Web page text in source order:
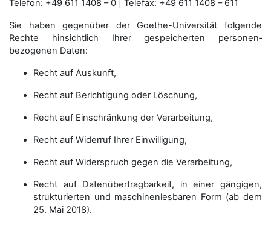
Telefon: +49 611 1408 – 0 | Telefax: +49 611 1408 – 611
Sie haben gegenüber der Goethe-Universität folgende
Rechte hinsichtlich Ihrer gespeicherten personen­
bezogenen Daten:
Recht auf Auskunft,
Recht auf Berichtigung oder Löschung,
Recht auf Einschränkung der Verarbeitung,
Recht auf Widerruf Ihrer Einwilligung,
Recht auf Widerspruch gegen die Verarbeitung,
Recht auf Datenübertragbarkeit, in einer gängigen,
strukturierten und maschinenlesbaren Form (ab dem
25. Mai 2018).